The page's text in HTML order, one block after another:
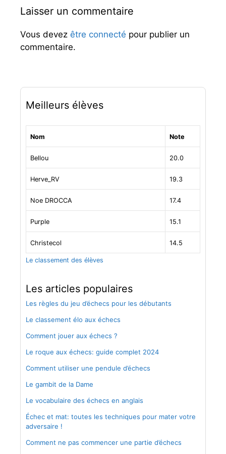
e
t
s
a
t
o
n
a
Laisser un commentaire
Vous devez être connecté pour publier un
commentaire.
Meilleurs élèves
Nom Note
Bellou 20.0
Herve_RV 19.3
Noe DROCCA 17.4
Purple 15.1
Christecol 14.5
Le classement des élèves
Les articles populaires
Les règles du jeu d’échecs pour les débutants
Le classement élo aux échecs
Comment jouer aux échecs ?
Le roque aux échecs: guide complet 2024
Comment utiliser une pendule d’échecs
Le gambit de la Dame
Le vocabulaire des échecs en anglais
Échec et mat: toutes les techniques pour mater votre
adversaire !
Comment ne pas commencer une partie d’échecs